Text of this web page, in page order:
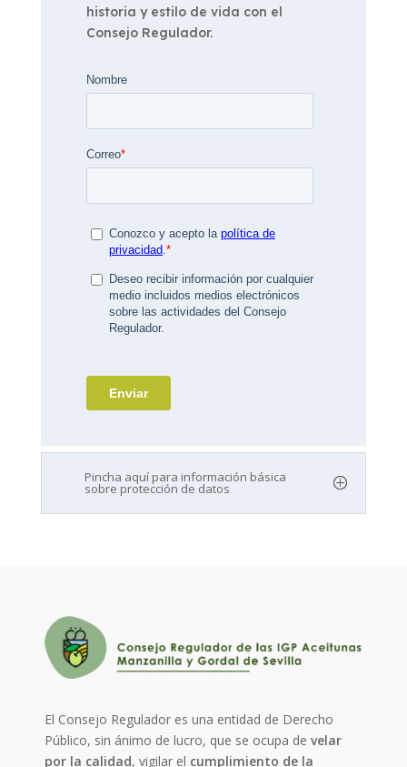
historia y estilo de vida con el
Consejo Regulador.
Pincha aquí para información básica
sobre protección de datos
El Consejo Regulador es una entidad de Derecho
Público, sin ánimo de lucro, que se ocupa develar
por la calidad, vigilar el cumplimiento de la